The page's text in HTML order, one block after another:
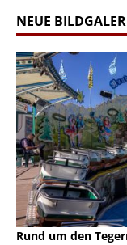
NEUE
Rund um den